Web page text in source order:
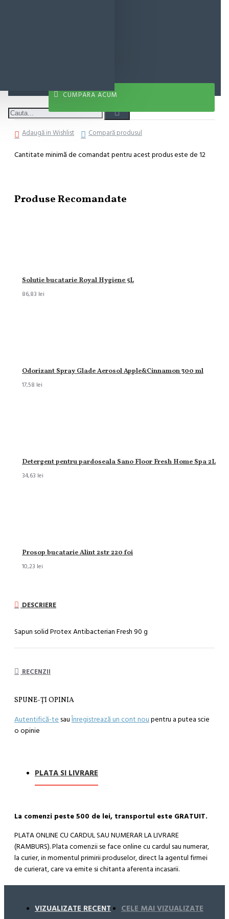
CUMPARA ACUM
Adaugă in Wishlist Compară produsul
Cantitate minimă de comandat pentru acest produs este de 12
Produse Recomandate
Solutie bucatarie Royal Hygiene 5L
86,83 lei
Odorizant Spray Glade Aerosol Apple&Cinnamon 300 ml
17,58 lei
Detergent pentru pardoseala Sano Floor Fresh Home Spa 2L
34,63 lei
Prosop bucatarie Alint 2str 220 foi
10,23 lei
DESCRIERE
Sapun solid Protex Antibacterian Fresh 90 g
RECENZII
SPUNE-ŢI OPINIA
Autentifică-te sauÎnregistrează un cont nou pentru a putea scie
o opinie
PLATA SI LIVRARE
La comenzi peste 500 de lei, transportul este GRATUIT.
PLATA ONLINE CU CARDUL SAU NUMERAR LA LIVRARE
(RAMBURS). Plata comenzii se face online cu cardul sau numerar,
la curier, in momentul primirii produselor, direct la agentul firmei
de curierat, care va emite si chitanta aferenta incasarii.
Cum se face livrarea produselor:
Livrarea comenzii la adresa indicata de dvs. si este asigurata de
VIZUALIZATE RECENT CELE MAI VIZUALIZATE